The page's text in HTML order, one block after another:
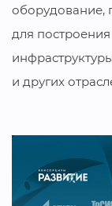
оборудование,
для
и других